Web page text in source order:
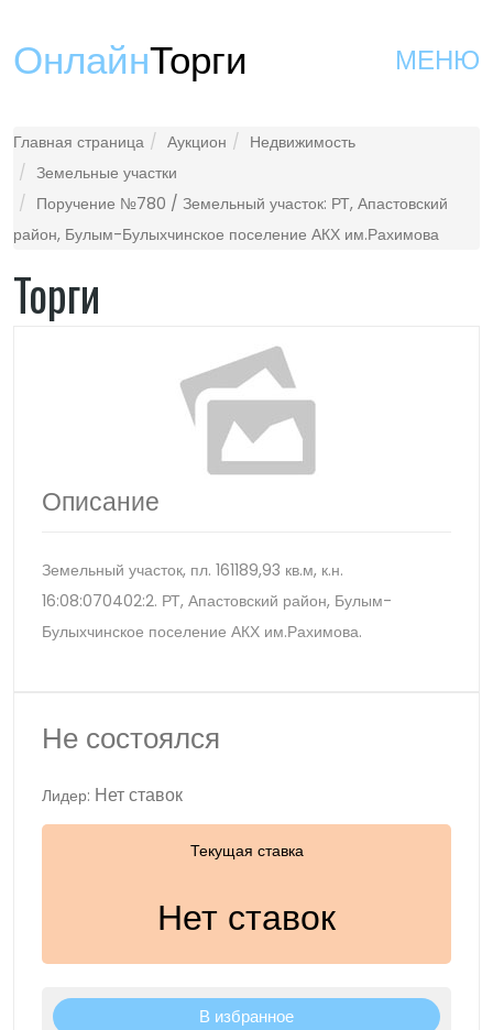
ОнлайнТорги МЕНЮ
Главная страница Аукцион
Недвижимость
Земельные участки
Поручение №780 / Земельный участок: РТ, Апастовский
район, Булым-Булыхчинское поселение АКХ им.Рахимова
Торги
Описание
Земельный участок, пл. 161189,93 кв.м, к.н.
16:08:070402:2. РТ, Апастовский район, Булым-
Булыхчинское поселение АКХ им.Рахимова.
Не состоялся
Лидер: Нет ставок
Текущая ставка
Нет ставок
В избранное